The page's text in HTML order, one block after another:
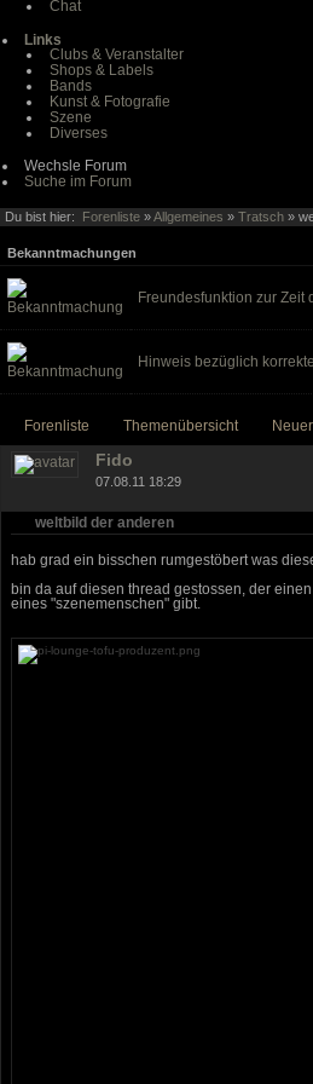
Chat
Links
Clubs & Veranstalter
Shops & Labels
Bands
Kunst & Fotografie
Szene
Diverses
Wechsle Forum
Suche im Forum
Du bist hier: Forenliste »Allgemeines » Tratsch »
Bekanntmachungen
Freundesfunktion zur Zeit
Hinweis bezüglich
Forenliste Themenübersicht
Fido
07.08.11 18:29
weltbild der anderen
hab grad ein bisschen rumgestöbert was
bin da auf diesen thread gestossen, der
eines "szenemenschen" gibt.